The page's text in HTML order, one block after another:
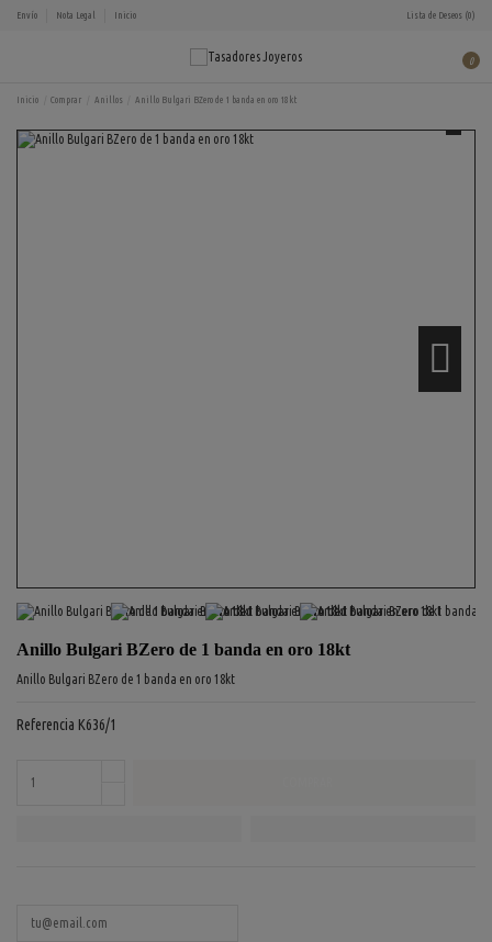
Envío Nota Legal Inicio Lista de Deseos (0)
0
Inicio Comprar Anillos Anillo Bulgari BZero de 1 banda en oro 18kt
Anillo Bulgari BZero de 1 banda en oro 18kt
Anillo Bulgari BZero de 1 banda en oro 18kt
Referencia K636/1